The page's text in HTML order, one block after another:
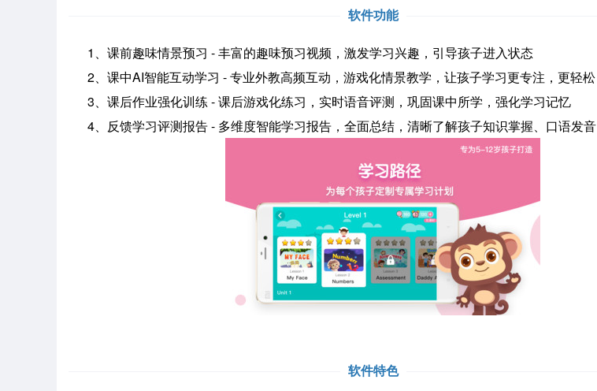
软件功能
1、课前趣味情景预习 - 丰富的趣味预习视频，激发学习兴趣，引导孩子进入状态
2、课中AI智能互动学习 - 专业外教高频互动，游戏化情景教学，让孩子学习更专注，更轻松
3、课后作业强化训练 - 课后游戏化练习，实时语音评测，巩固课中所学，强化学习记忆
4、反馈学习评测报告 - 多维度智能学习报告，全面总结，清晰了解孩子知识掌握、口语发音
软件特色